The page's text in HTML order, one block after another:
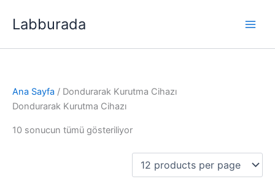
atlaLabburada
Ana Sayfa / Dondurarak Kurutma Cihazı
Dondurarak Kurutma Cihazı
10 sonucun tümü gösteriliyor